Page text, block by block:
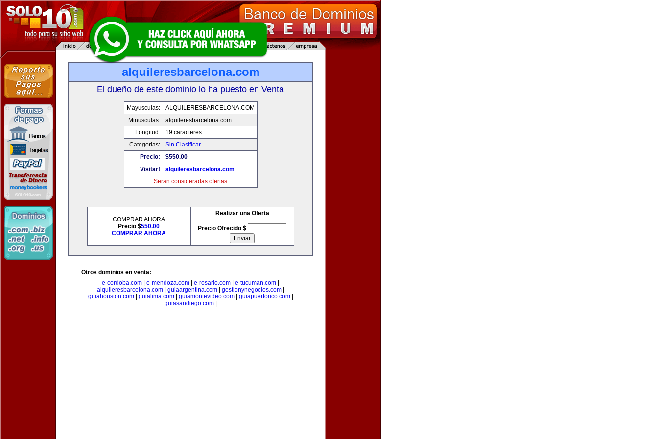
alquileresbarcelona.com
El dueño de este dominio lo ha puesto en Venta
Mayusculas:
ALQUILERESBARCELONA.COM
Minusculas:
alquileresbarcelona.com
Longitud:
19 caracteres
Categorias:
Sin Clasificar
Precio:
$550.00
Visitar!
alquileresbarcelona.com
Serán consideradas ofertas
COMPRAR AHORA
Precio $550.00
COMPRAR AHORA
Realizar una Oferta
Precio Ofrecido $
Otros dominios en venta:
e-cordoba.com
e-mendoza.com e-rosario.com e-tucuman.com
alquileresbarcelona.com| guiaargentina.com| gestionynegocios.com|
guiahouston.com| guialima.com| guiamontevideo.com| guiapuertorico.com|
guiasandiego.com|